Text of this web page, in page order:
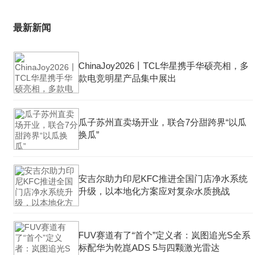
最新新闻
ChinaJoy2026丨TCL华星携手华硕亮相，多
款电竞明星产品集中展出
瓜子苏州直卖场开业，联合7分甜跨界“以瓜
换瓜”
安吉尔助力印尼KFC推进全国门店净水系统
升级，以本地化方案应对复杂水质挑战
FUV赛道有了“首个”定义者：岚图追光S全系
标配华为乾崑ADS 5与四颗激光雷达